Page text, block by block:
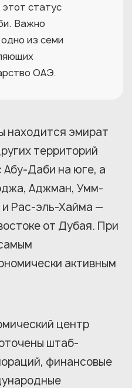
статус
Важно
из семи
ОАЭ.
находится эмират
территорий
Абу-Даби на юге, а
Аджман, Умм-
Рас-эль-Хайма —
от Дубая. При
активным
центр
штаб-
финансовые